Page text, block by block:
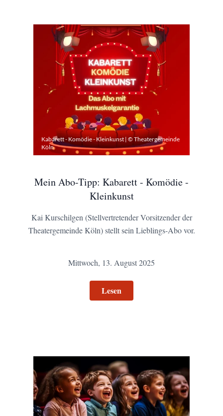
Kabarett - Komödie - Kleinkunst | © Theatergemeinde
Köln
Mein Abo-Tipp: Kabarett - Komödie -
Kleinkunst
Kai Kurschilgen (Stellvertretender Vorsitzender der
Theatergemeinde Köln) stellt sein Lieblings-Abo vor.
Mittwoch, 13. August 2025
Lesen